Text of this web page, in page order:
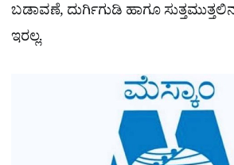
ಬಡಾವಣೆ, ದುರ್ಗಿಗುಡಿ ಹಾಗೂ
ಇರಲ್ಲ.